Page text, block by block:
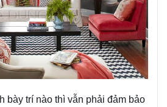
bày trí nào thì vẫn phải đảm bảo